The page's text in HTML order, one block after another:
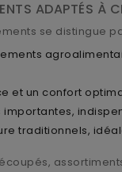
ADAPTÉS À
se distingue
et un confort
traditionnels,